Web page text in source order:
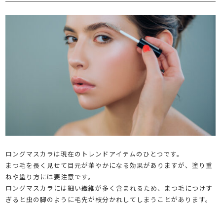
ロングマスカラは現在のトレンドアイテムのひとつです。
まつ毛を長く見せて目元が華やかになる効果がありますが、塗り重
ねや塗り方には要注意です。
ロングマスカラには細い繊維が多く含まれるため、まつ毛につけす
ぎると虫の脚のように毛先が枝分かれしてしまうことがあります。